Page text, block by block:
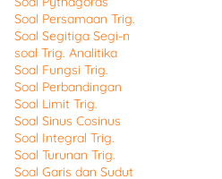
Soal Persamaan Trig.
Soal Segitiga Segi-n
soal Trig. Analitika
Soal Fungsi Trig.
Soal Perbandingan
Soal Limit Trig.
Soal Sinus Cosinus
Soal Integral Trig.
Soal Turunan Trig.
Soal Garis dan Sudut